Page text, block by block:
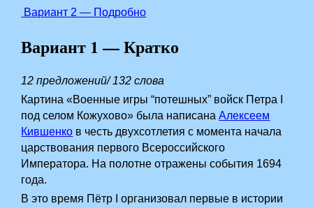
Вариант 2 — Подробно
Вариант 1 — Кратко
12 предложений/ 132 слова
Картина «Военные игры “потешных” войск Петра I
под селом Кожухово» была написанаАлексеем
Кившенко в честь двухсотлетия с момента начала
царствования первого Всероссийского
Императора. На полотне отражены события 1694
года.
В это время Пётр I организовал первые в истории